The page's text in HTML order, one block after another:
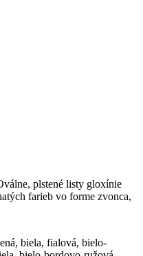
plstené listy gloxínie
farieb vo forme zvonca,
biela, fialová, bielo-